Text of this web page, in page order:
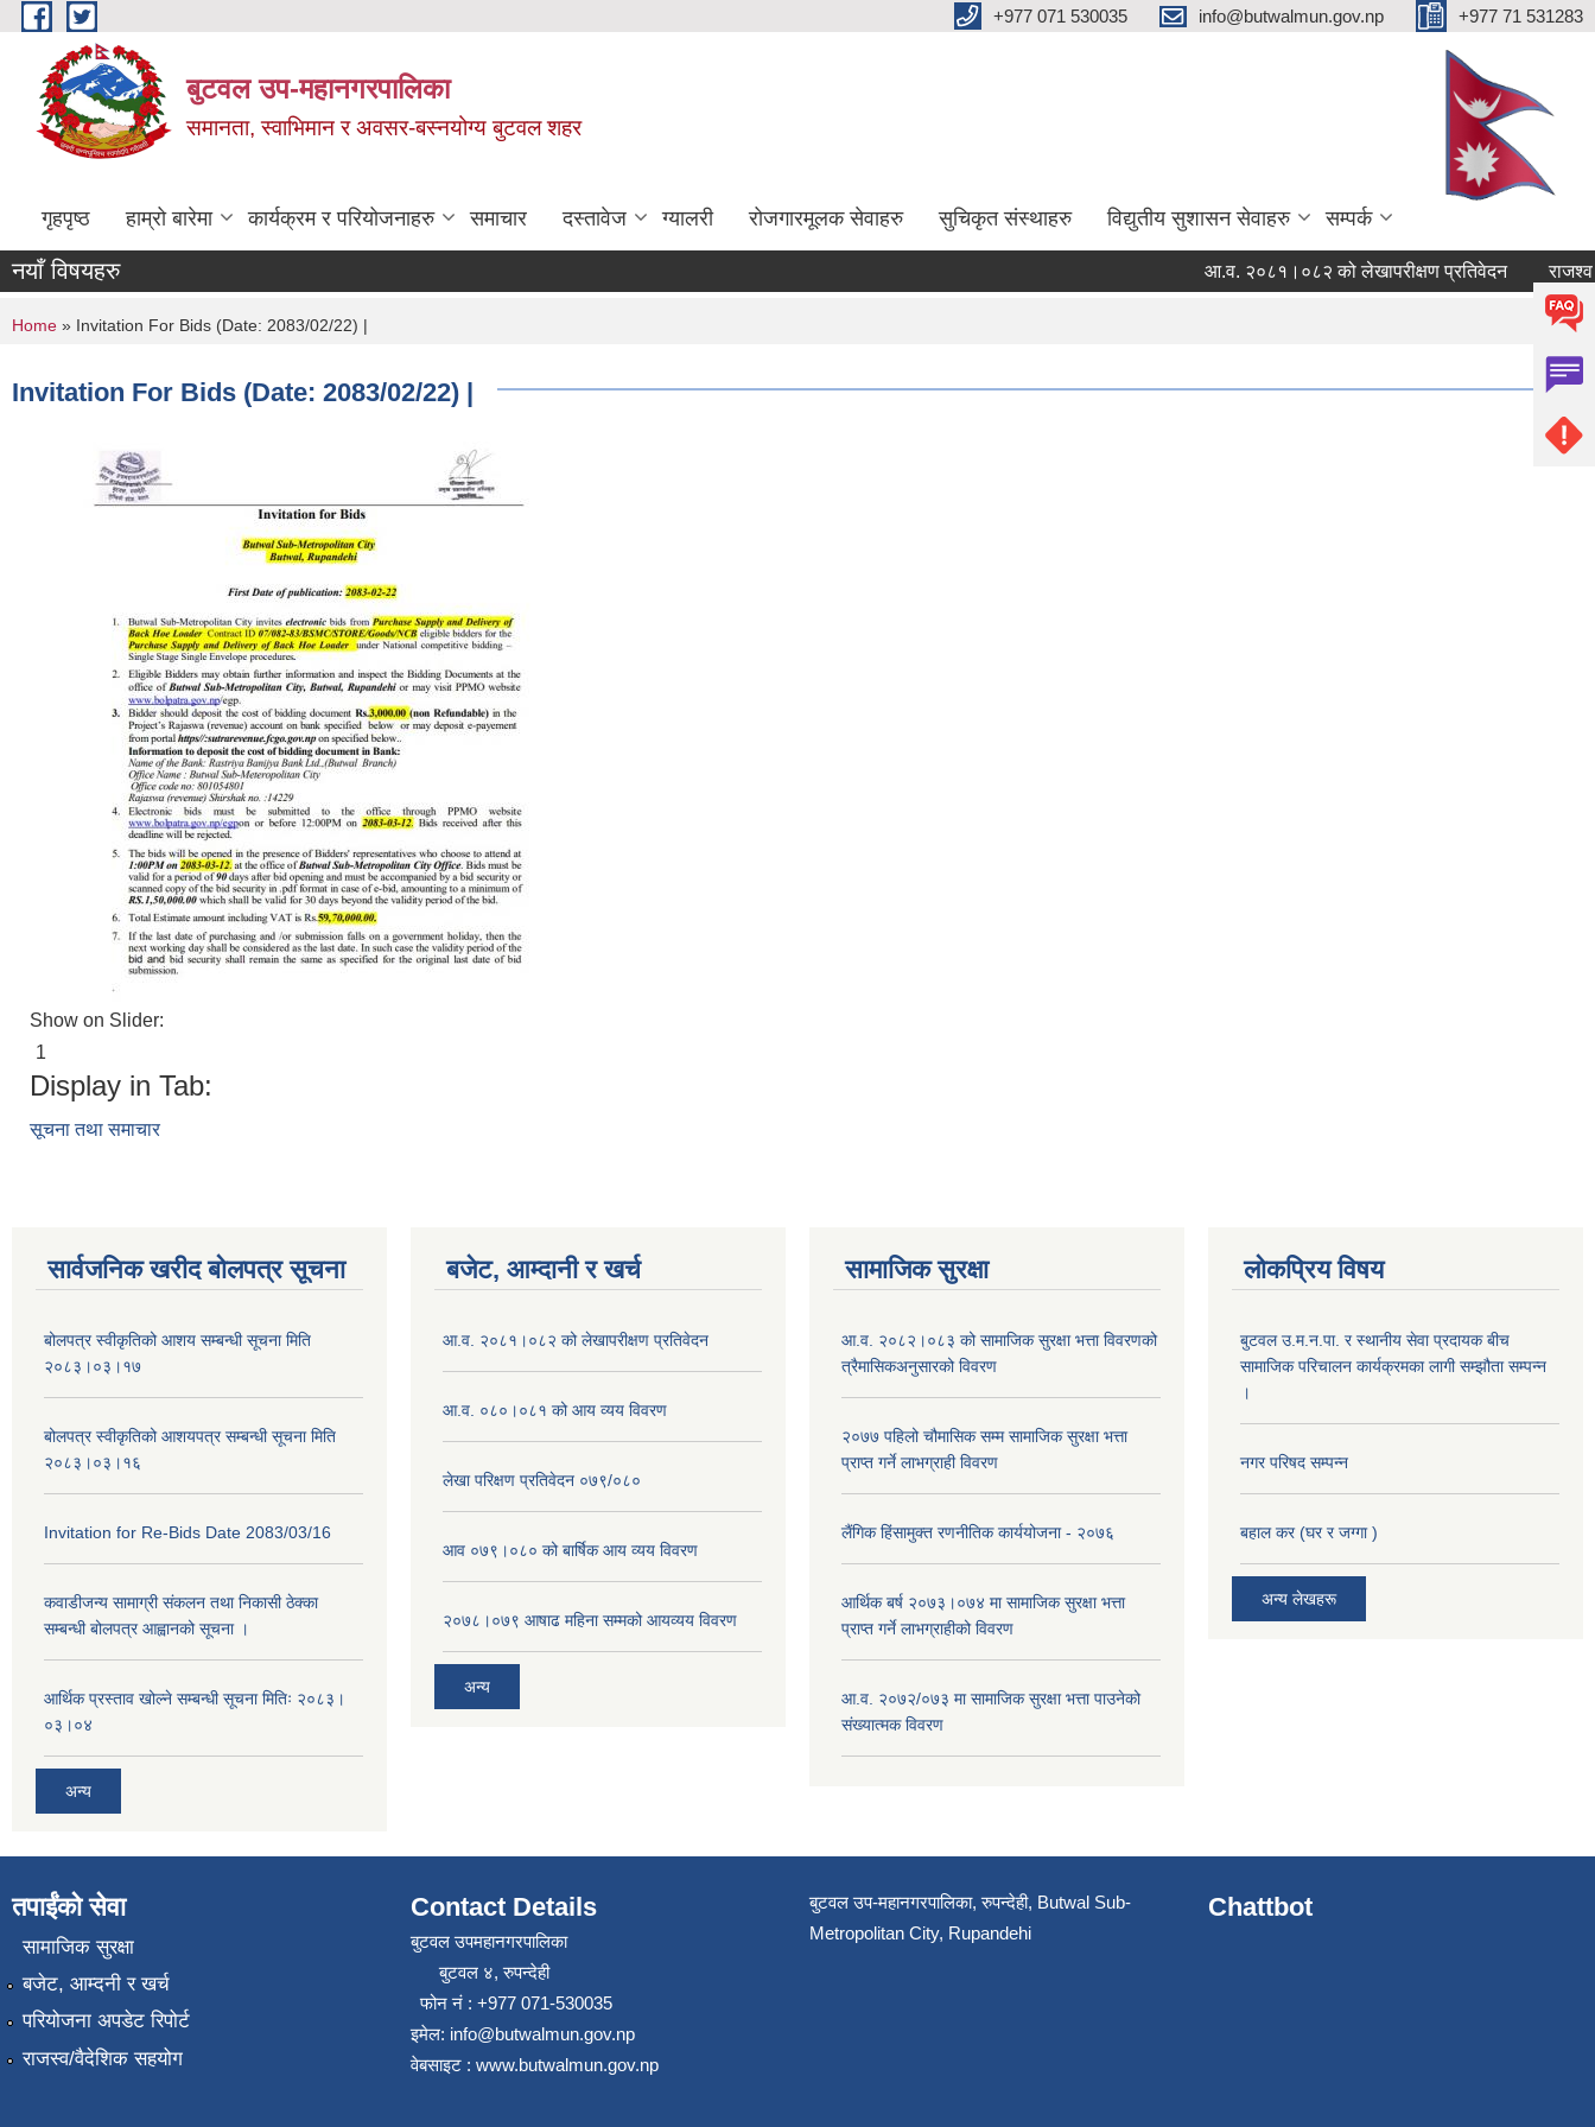
Skip to main content +977 071 530035 info@butwalmun.gov.np +977 71 531283
बुटवल उप-महानगरपालिका
समानता, स्वाभिमान र अवसर-बस्नयोग्य बुटवल शहर
गृहपृष्ठ हाम्रो बारेमा कार्यक्रम र परियोजनाहरु समाचार दस्तावेज ग्यालरी रोजगारमूलक सेवाहरु सुचिकृत संस्थाहरु विद्युतीय सुशासन सेवाहरु सम्पर्क
नयाँ विषयहरु आ.व. २०८१।०८२ को लेखापरीक्षण प्रतिवेदन राजश्व
You are here
Home » Invitation For Bids (Date: 2083/02/22) |
Invitation For Bids (Date: 2083/02/22) |
Show on Slider:
1
Display in Tab:
सूचना तथा समाचार
सार्वजनिक खरीद बोलपत्र सूचना
बोलपत्र स्वीकृतिको आशय सम्बन्धी सूचना मिति
२०८३।०३।१७
बोलपत्र स्वीकृतिको आशयपत्र सम्बन्धी सूचना मिति
२०८३।०३।१६
Invitation for Re-Bids Date 2083/03/16
कवाडीजन्य सामाग्री संकलन तथा निकासी ठेक्का
सम्बन्धी बोलपत्र आह्वानको सूचना ।
आर्थिक प्रस्ताव खोल्ने सम्बन्धी सूचना मितिः २०८३।
०३।०४
अन्य
बजेट, आम्दानी र खर्च
आ.व. २०८१।०८२ को लेखापरीक्षण प्रतिवेदन
आ.व. ०८०।०८१ को आय व्यय विवरण
लेखा परिक्षण प्रतिवेदन ०७९/०८०
आव ०७९।०८० को बार्षिक आय व्यय विवरण
२०७८।०७९ आषाढ महिना सम्मको आयव्यय विवरण
अन्य
सामाजिक सुरक्षा
आ.व. २०८२।०८३ को सामाजिक सुरक्षा भत्ता विवरणको
त्रैमासिकअनुसारको विवरण
२०७७ पहिलो चौमासिक सम्म सामाजिक सुरक्षा भत्ता
प्राप्त गर्ने लाभग्राही विवरण
लैंगिक हिंसामुक्त रणनीतिक कार्ययोजना - २०७६
आर्थिक बर्ष २०७३।०७४ मा सामाजिक सुरक्षा भत्ता
प्राप्त गर्ने लाभग्राहीको विवरण
आ.व. २०७२/०७३ मा सामाजिक सुरक्षा भत्ता पाउनेको
संख्यात्मक विवरण
लोकप्रिय विषय
बुटवल उ.म.न.पा. र स्थानीय सेवा प्रदायक बीच
सामाजिक परिचालन कार्यक्रमका लागी सम्झौता सम्पन्न
।
नगर परिषद सम्पन्न
बहाल कर (घर र जग्गा )
अन्य लेखहरू
तपाईंको सेवा
सामाजिक सुरक्षा
बजेट, आम्दनी र खर्च
परियोजना अपडेट रिपोर्ट
राजस्व/वैदेशिक सहयोग
Contact Details
बुटवल उपमहानगरपालिका
बुटवल ४, रुपन्देही
फोन नं : +977 071-530035
इमेल: info@butwalmun.gov.np
वेबसाइट : www.butwalmun.gov.np
बुटवल उप-महानगरपालिका, रुपन्देही, Butwal Sub-
Metropolitan City, Rupandehi
Chattbot